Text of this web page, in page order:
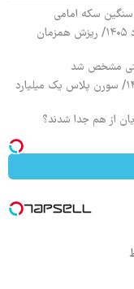
قیمت محصولات ایران خودرو چهارشنبه ۱۴ مرداد ۱۴۰۵/ ریزش همزمان
مشخص شد
قیمت محصولات ایران خودرو شنبه ۱۰ مرداد ۱۴۰۵/ سورن پلاس یک میلیارد
از هم جدا شدند؟